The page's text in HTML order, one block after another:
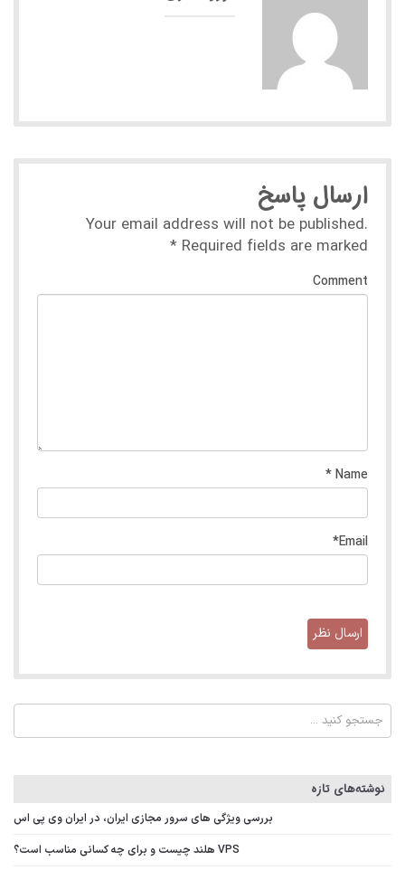
ارسال پاسخ
Your email address will not be published.
Required fields are marked
*
Comment
Name
*
Email
*
نوشته‌های تازه
بررسی ویژگی‌ های سرور مجازی ایران، در ایران وی پی اس
VPS هلند چیست و برای چه کسانی مناسب است؟